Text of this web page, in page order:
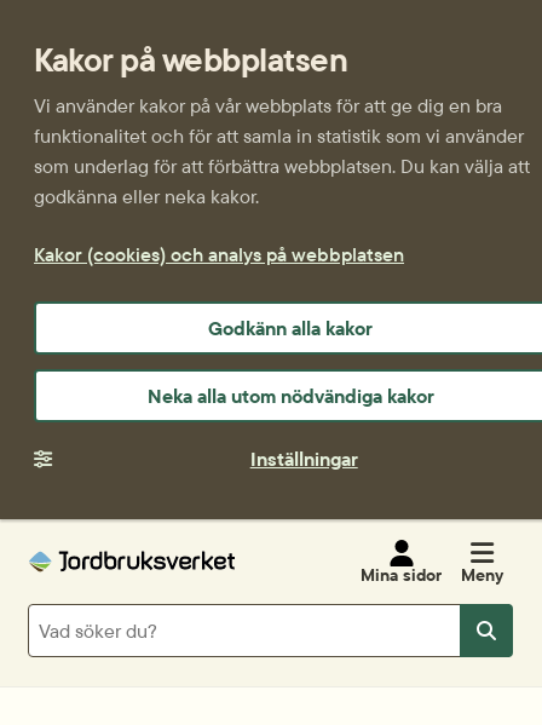
Kakor på webbplatsen
Vi använder kakor på vår webbplats för att ge dig en bra
funktionalitet och för att samla in statistik som vi använder
som underlag för att förbättra webbplatsen. Du kan välja att
godkänna eller neka kakor.
Kakor (cookies) och analys på webbplatsen
Godkänn alla kakor
Neka alla utom nödvändiga kakor
Inställningar
Mina sidor Meny
Sök
Sök